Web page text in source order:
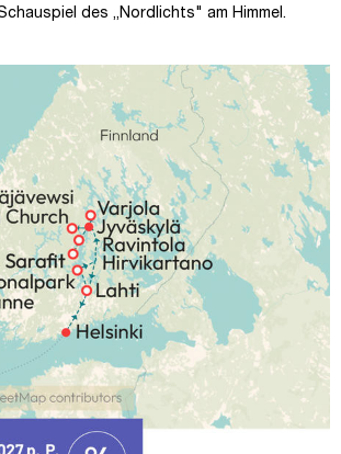
des „Nordlichts" am Himmel.